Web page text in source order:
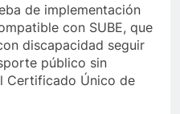
de implementación
con SUBE, que
discapacidad seguir
público sin
Certificado Único de